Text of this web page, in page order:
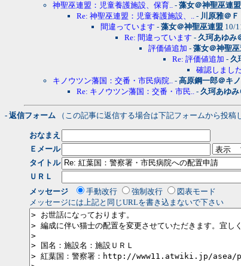
神聖巫連盟：児童養護施設、保育.. - 藻女＠神聖巫連盟
Re: 神聖巫連盟：児童養護施設、.. - 川原雅＠Ｆ
間違っています - 藻女＠神聖巫連盟 10/
Re: 間違っています - 久珂あゆみ
評価値追加 - 藻女＠神聖巫
Re: 評価値追加 - 久
確認しまし
キノウツン藩国：交番・市民病院.. - 高原鋼一郎＠キ
Re: キノウツン藩国：交番・市民.. - 久珂あゆみ
- 返信フォーム （この記事に返信する場合は下記フォームから投稿
おなまえ
Ｅメール
タイトル
ＵＲＬ
メッセージ
手動改行 強制改行
図表モード
メッセージには上記と同じURLを書き込まないで下さい